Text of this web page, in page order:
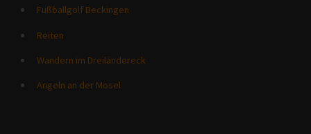
Fußballgolf Beckingen
Reiten
Wandern im Dreiländereck
Angeln an der Mosel